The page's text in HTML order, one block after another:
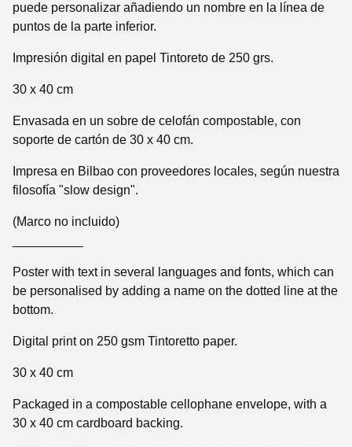
puede personalizar añadiendo un nombre en la línea de
puntos de la parte inferior.
Impresión digital en papel Tintoreto de 250 grs.
30 x 40 cm
Envasada en un sobre de celofán compostable, con
soporte de cartón de 30 x 40 cm.
Impresa en Bilbao con proveedores locales, según nuestra
filosofía "slow design".
(Marco no incluido)
Poster with text in several languages and fonts, which can
be personalised by adding a name on the dotted line at the
bottom.
Digital print on 250 gsm Tintoretto paper.
30 x 40 cm
Packaged in a compostable cellophane envelope, with a
30 x 40 cm cardboard backing.